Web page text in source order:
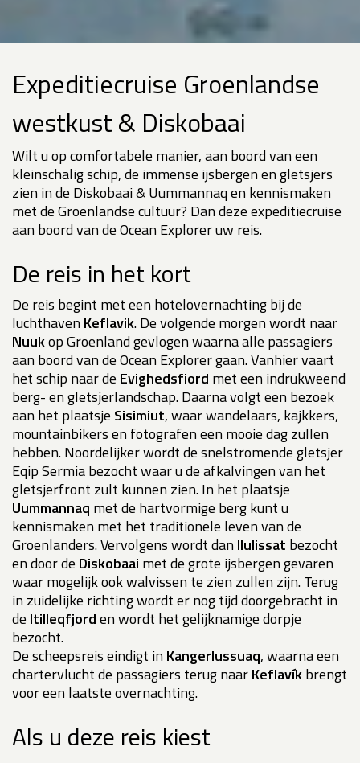
Expeditiecruise Groenlandse
westkust & Diskobaai
Wilt u op comfortabele manier, aan boord van een
kleinschalig schip, de immense ijsbergen en gletsjers
zien in de Diskobaai & Uummannaq en kennismaken
met de Groenlandse cultuur? Dan deze expeditiecruise
aan boord van de Ocean Explorer uw reis.
De reis in het kort
De reis begint met een hotelovernachting bij de
luchthaven Keflavik. De volgende morgen wordt naar
Nuukop Groenland gevlogen waarna alle passagiers
aan boord van de Ocean Explorer gaan. Vanhier vaart
het schip naar de Evighedsfiord met een indrukweend
berg- en gletsjerlandschap. Daarna volgt een bezoek
aan het plaatsje Sisimiut, waar wandelaars, kajkkers,
mountainbikers en fotografen een mooie dag zullen
hebben. Noordelijker wordt de snelstromende gletsjer
Eqip Sermia bezocht waar u de afkalvingen van het
gletsjerfront zult kunnen zien. In het plaatsje
Uummannaq met de hartvormige berg kunt u
kennismaken met het traditionele leven van de
Groenlanders. Vervolgens wordt dan Ilulissat bezocht
en door de Diskobaai met de grote ijsbergen gevaren
waar mogelijk ook walvissen te zien zullen zijn. Terug
in zuidelijke richting wordt er nog tijd doorgebracht in
de Itilleqfjorden wordt het gelijknamige dorpje
bezocht.
De scheepsreis eindigt in Kangerlussuaq, waarna een
chartervlucht de passagiers terug naarKeflavíkbrengt
voor een laatste overnachting.
Als u deze reis kiest